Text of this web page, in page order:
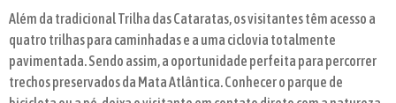
Além da tradicional Trilha das Cataratas, os visitantes têm acesso a
quatro trilhas para caminhadas e a uma ciclovia totalmente
pavimentada. Sendo assim, a oportunidade perfeita para percorrer
trechos preservados da Mata Atlântica. Conhecer o parque de